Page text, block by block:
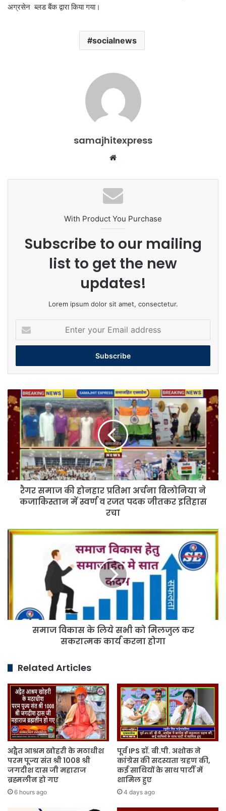
अग्रसेन ब्लड बैंक द्वारा किया गया।
socialnews
samajhitexpress
With Product You Purchase
Subscribe to our mailing
list to get the new
updates!
Lorem ipsum dolor sit amet, consectetur.
your
Email
रैगर
समाज
की
होनहार
प्रतिभा
अर्चना
बिलोनिया
कजाकिस्तान
पदक
रचा
रैगर समाज की होनहार प्रतिभा अर्चना बिलोनिया ने
कजाकिस्तान में स्वर्ण व रजत पदक जीतकर इतिहास
रचा
समाज
को
सकरात्मक
समाज विकास के लिये सभी को मिलजुल कर
सकरात्मक कार्य करना होगा
Related Articles
अद्वैत आश्रम खोहरी के मठाधीश
परम पूज्य संत श्री 1008 श्री
जगदीश दास जी महाराज
ब्रह्मलीन हो गए
6 hours ago
पूर्व IPS डॉ. बी.पी. अशोक ने
कांग्रेस की सदस्यता ग्रहण की,
कई साथियों के साथ पार्टी में
शामिल हुए
4 days ago